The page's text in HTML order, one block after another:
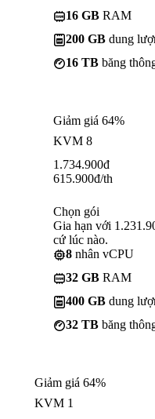
16 GB RAM
200 GB dung
16 TB băng
Giảm giá 64%
KVM 8
1.734.900đ
615.900đ/th
Chọn gói
Gia hạn với
cứ lúc nào.
8 nhân vCPU
32 GB RAM
400 GB dung
32 TB băng
Giảm giá 64%
KVM 1